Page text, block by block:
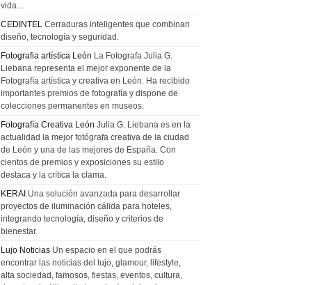
vida…
CEDINTEL Cerraduras inteligentes que combinan
diseño, tecnología y seguridad.
Fotografia artística León La Fotografa Julia G.
Liebana representa el mejor exponente de la
Fotografía artística y creativa en León. Ha recibido
importantes premios de fotografía y dispone de
colecciones permanentes en museos.
Fotografía Creativa León Julia G. Liebana es en la
actualidad la mejor fotógrafa creativa de la ciudad
de León y una de las mejores de España. Con
cientos de premios y exposiciones su estilo
destaca y la crítica la clama.
KERAI Una solución avanzada para desarrollar
proyectos de iluminación cálida para hoteles,
integrando tecnología, diseño y criterios de
bienestar.
Lujo Noticias Un espacio en el que podrás
encontrar las noticias del lujo, glamour, lifestyle,
alta sociedad, famosos, fiestas, eventos, cultura,